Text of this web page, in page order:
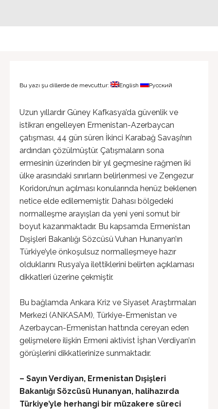
Bu yazı şu dillerde de mevcuttur: English Русский
Uzun yıllardır Güney Kafkasya’da güvenlik ve
istikrarı engelleyen Ermenistan-Azerbaycan
çatışması, 44 gün süren İkinci Karabağ Savaşı’nın
ardından çözülmüştür. Çatışmaların sona
ermesinin üzerinden bir yıl geçmesine rağmen iki
ülke arasındaki sınırların belirlenmesi ve Zengezur
Koridoru’nun açılması konularında henüz beklenen
netice elde edilememiştir. Dahası bölgedeki
normalleşme arayışları da yeni yeni somut bir
boyut kazanmaktadır. Bu kapsamda Ermenistan
Dışişleri Bakanlığı Sözcüsü Vuhan Hunanyan’ın
Türkiye’yle önkoşulsuz normalleşmeye hazır
olduklarını Rusya’ya ilettiklerini belirten açıklaması
dikkatleri üzerine çekmiştir.
Bu bağlamda Ankara Kriz ve Siyaset Araştırmaları
Merkezi (ANKASAM), Türkiye-Ermenistan ve
Azerbaycan-Ermenistan hattında cereyan eden
gelişmelere ilişkin Ermeni aktivist İşhan Verdiyan’ın
görüşlerini dikkatlerinize sunmaktadır.
– Sayın Verdiyan, Ermenistan Dışişleri
Bakanlığı Sözcüsü Hunanyan, halihazırda
Türkiye’yle herhangi bir müzakere süreci